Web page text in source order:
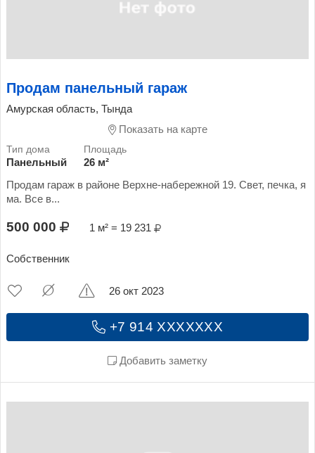
Продам панельный гараж
Амурская область, Тында
Показать на карте
Панельный
26 м²
Продам гараж в районе Верхне-набережной 19. Свет, печка, я
ма. Все в...
500 000 1 м² = 19 231
Собственник
+7 914 XXXXXXX
Добавить заметку
26 окт 2023